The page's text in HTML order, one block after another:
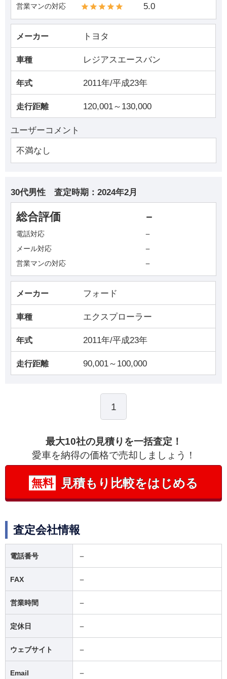
営業マンの対応 5.0
メーカー トヨタ
車種 レジアスエースバン
年式 2011年/平成23年
走行距離 120,001～130,000
ユーザーコメント
不満なし
30代男性 査定時期： 2024年2月
総合評価 －
電話対応 －
メール対応 －
営業マンの対応 －
メーカー フォード
車種 エクスプローラー
年式 2011年/平成23年
走行距離 90,001～100,000
1
最大10社の見積りを一括査定！
愛車を納得の価格で売却しましょう！
無料 見積もり比較をはじめる
査定会社情報
電話番号 －
FAX －
営業時間 －
定休日 －
ウェブサイト －
Email －